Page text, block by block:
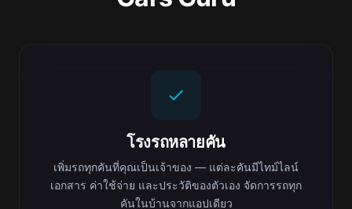
โรงรถหลายคัน
เพิ่มรถทุกคันที่คุณเป็นเจ้าของ — แต่ละคันมีไทม์ไลน์
เอกสาร ค่าใช้จ่าย และประวัติของตัวเอง จัดการรถทุก
คันในบ้านจากแอปเดียว